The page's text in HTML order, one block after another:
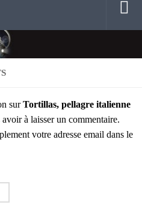
surTor­tillas, pel­lagre ita­lienne
avoir à lais­ser un com­men­taire.
votre adresse email dans le